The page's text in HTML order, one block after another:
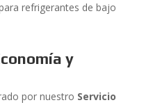
refrigerantes de bajo
y
por nuestro Servicio